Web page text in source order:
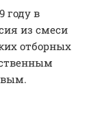
году в
из смеси
отборных